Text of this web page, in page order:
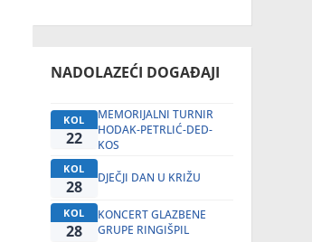
NADOLAZEĆI DOGAĐAJI
KOL
22
MEMORIJALNI TURNIR
HODAK-PETRLIĆ-DED-
KOS
KOL
28 DJEČJI DAN U KRIŽU
KOL
28
KONCERT GLAZBENE
GRUPE RINGIŠPIL